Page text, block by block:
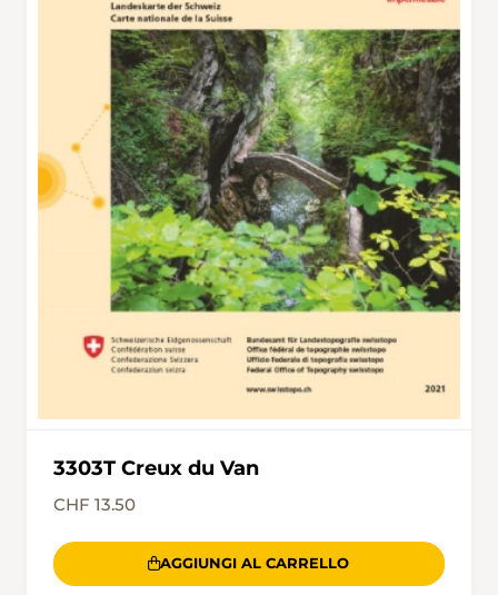
3303T Creux du Van
CHF 13.50
AGGIUNGI AL CARRELLO